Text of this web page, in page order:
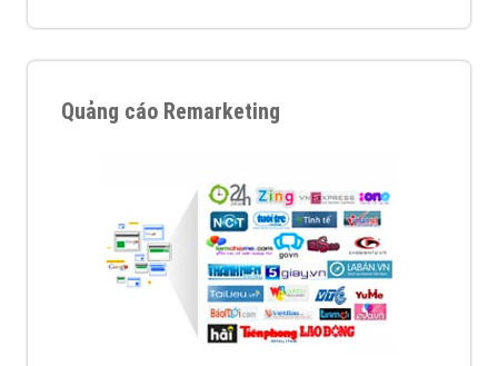
Quảng cáo Remarketing